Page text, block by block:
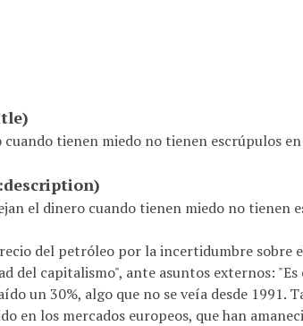
tienen miedo no tienen escrúpulos
el dinero cuando tienen miedo no tienen
del petróleo por la incertidumbre
del capitalismo", ante asuntos externos:
un 30%, algo que no se veía desde 1991.
en los mercados europeos, que han